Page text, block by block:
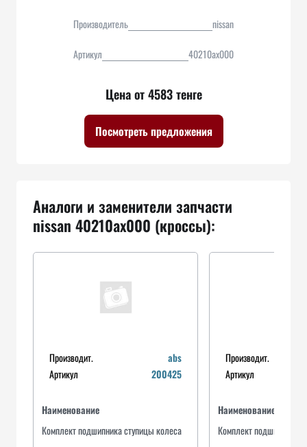
Производитель nissan
Артикул 40210ax000
Цена от 4583 тенге
Посмотреть предложения
Аналоги и заменители запчасти
nissan 40210ax000 (кроссы):
Производит.
abs
Артикул
200425
Наименование
Комплект подшипника ступицы колеса
Производит.
Артикул
Наименование
Комплект подшипника